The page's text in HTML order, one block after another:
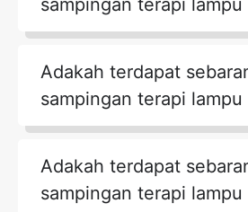
sampingan terapi lampu
Adakah terdapat
sampingan terapi lampu
Adakah terdapat
sampingan terapi lampu